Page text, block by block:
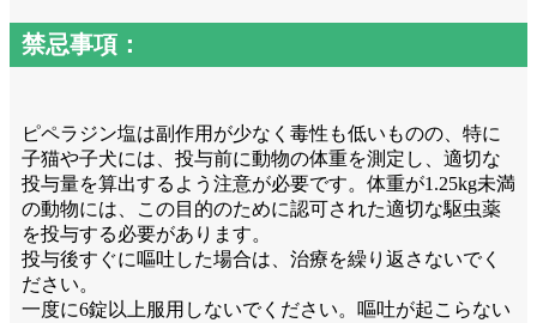
禁忌事項：
ピペラジン塩は副作用が少なく毒性も低いものの、特に
子猫や子犬には、投与前に動物の体重を測定し、適切な
投与量を算出するよう注意が必要です。体重が1.25kg未満
の動物には、この目的のために認可された適切な駆虫薬
を投与する必要があります。
投与後すぐに嘔吐した場合は、治療を繰り返さないでく
ださい。
一度に6錠以上服用しないでください。嘔吐が起こらない